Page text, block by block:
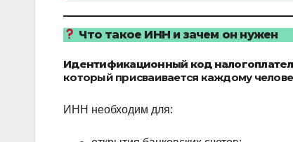
Что такое ИНН и зачем он нужен
Идентификационный код
который присваивается каждому
ИНН необходим для: